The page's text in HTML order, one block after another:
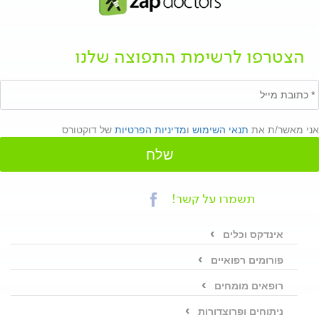
הצטרפו לרשימת התפוצה שלנו
אני מאשר/ת את תנאי השימוש ומדיניות הפרטיות של דוקטורס
שלח
תשמרו על קשר!
אינדקס וכלים
פורומים רפואיים
רופאים מומחים
ניתוחים ופרוצדורות